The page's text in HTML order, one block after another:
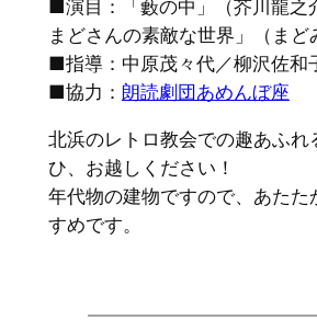
■演目：「藪の中」（芥川龍之
まどさんの素敵な世界」（まど
■指導：中原茂々代／柳沢佐
■協力： 朗読劇団あめんぼ座
北浜のレトロ教会での趣あふれ
ひ、お越しください！
年代物の建物ですので、あたた
すめです。